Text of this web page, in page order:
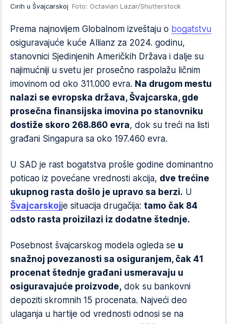
Cirih u Švajcarskoj Foto: Octavian Lazar/Shutterstock
Prema najnovijem Globalnom izveštaju o bogatstvu
osiguravajuće kuće Allianz za 2024. godinu,
stanovnici Sjedinjenih Američkih Država i dalje su
najimućniji u svetu jer prosečno raspolažu ličnim
imovinom od oko 311.000 evra. Na drugom mestu
nalazi se evropska država, Švajcarska, gde
prosečna finansijska imovina po stanovniku
dostiže skoro 268.860 evra, dok su treći na listi
građani Singapura sa oko 197.460 evra.
U SAD je rast bogatstva prošle godine dominantno
poticao iz povećane vrednosti akcija, dve trećine
ukupnog rasta došlo je upravo sa berzi. U
Švajcarskojje situacija drugačija: tamo čak 84
odsto rasta proizilazi iz dodatne štednje.
Posebnost švajcarskog modela ogleda se u
snažnoj povezanosti sa osiguranjem, čak 41
procenat štednje građani usmeravaju u
osiguravajuće proizvode, dok su bankovni
depoziti skromnih 15 procenata. Najveći deo
ulaganja u hartije od vrednosti odnosi se na